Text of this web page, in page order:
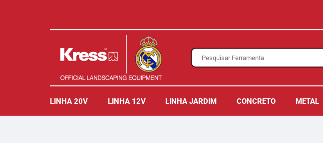
LINHA 20V LINHA 12V LINHA JARDIM CONCRETO METAL